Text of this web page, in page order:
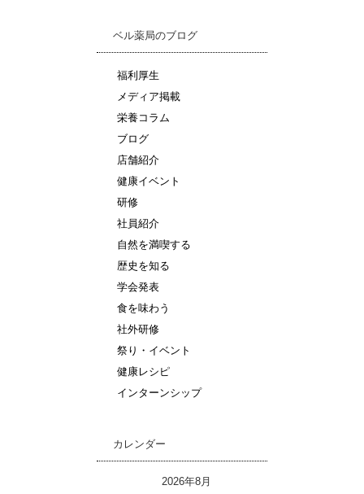
ベル薬局のブログ
福利厚生
メディア掲載
栄養コラム
ブログ
店舗紹介
健康イベント
研修
社員紹介
自然を満喫する
歴史を知る
学会発表
食を味わう
社外研修
祭り・イベント
健康レシピ
インターンシップ
カレンダー
2026年8月